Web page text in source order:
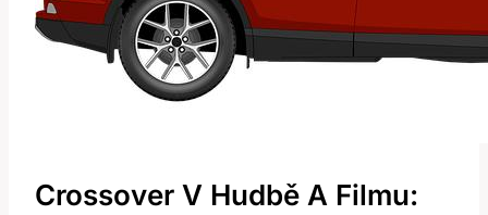
Crossover V Hudbě A Filmu: